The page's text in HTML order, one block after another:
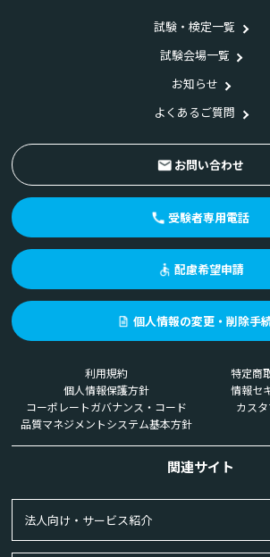
試験・検定一覧
試験会場一覧
お知らせ
よくあるご質問
お問い合わせ
受験者専用電話
配慮希望申請
個人情報の変更・削除手
利用規約
特定商
個人情報保護方針
情報セ
コーポレートガバナンス・コード
カス
品質マネジメントシステム基本方針
関連サイト
法人向け・サービス紹介